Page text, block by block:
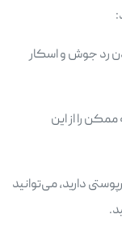
رد جوش و اسکار
را از این
دارید، می‌توانید